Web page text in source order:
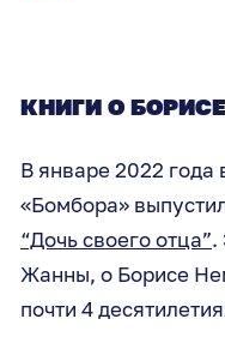
КНИГИ О
В январе 2022 года
«Бомбора»
“Дочь своего отца”.
Жанны, о Борисе
почти 4